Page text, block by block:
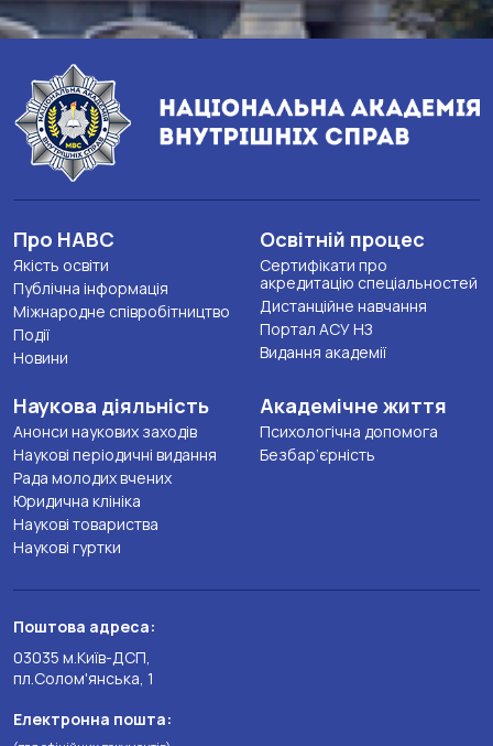
Про НАВС
Якість освіти
Публічна інформація
Міжнародне співробітництво
Події
Новини
Освітній процес
Сертифікати про
акредитацію спеціальностей
Дистанційне навчання
Портал АСУ НЗ
Видання академії
Наукова діяльність
Анонси наукових заходів
Наукові періодичні видання
Рада молодих вчених
Юридична клініка
Наукові товариства
Наукові гуртки
Академічне життя
Психологічна допомога
Безбар’єрність
Поштова адреса:
03035 м.Київ-ДСП,
пл.Солом'янська, 1
Електронна пошта: